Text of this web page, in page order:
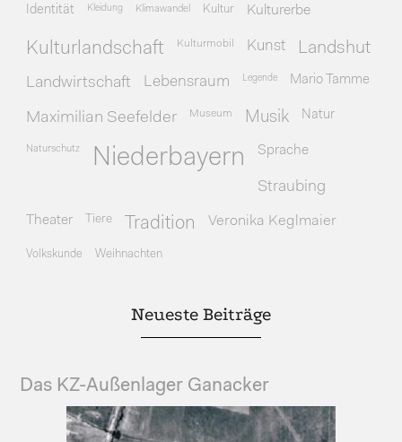
Identität Kleidung Klimawandel Kultur Kulturerbe
Kulturlandschaft Kulturmobil Kunst Landshut
Landwirtschaft Lebensraum Legende Mario Tamme
Maximilian Seefelder Museum Musik Natur
Naturschutz Niederbayern Sprache
Straubing
Theater Tiere Tradition Veronika Keglmaier
Volkskunde Weihnachten
Neueste Beiträge
Das KZ-Außenlager Ganacker